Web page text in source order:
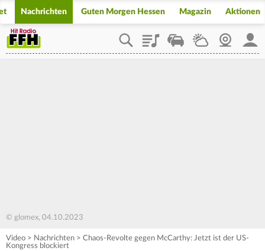
Nachrichten Guten Morgen Hessen Magazin Aktionen
PlaylistStaupilotWetterWebcam
© glomex, 04.10.2023
Video > Nachrichten > Chaos-Revolte gegen McCarthy: Jetzt ist der US-
Kongress blockiert